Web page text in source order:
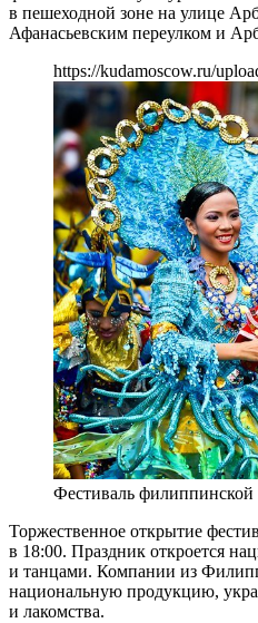
в пешеходной зоне на улице
Афанасьевским переулком и
https://kudamoscow.ru/
Фестиваль филиппинской
Торжественное открытие
в 18:00. Праздник откроется
и танцами. Компании из
национальную продукцию,
и лакомства.